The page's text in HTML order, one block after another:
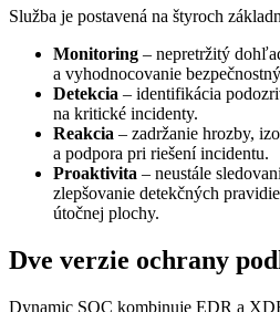
Služba je postavená na štyroch
Monitoring – nepretržitý
a vyhodnocovanie
Detekcia – identifikácia
na kritické incidenty.
Reakcia – zadržanie hrozby,
a podpora pri riešení incidentu.
Proaktivita – neustále
zlepšovanie detekčných
útočnej plochy.
Dve verzie ochrany
Dynamic SOC kombinuje EDR a